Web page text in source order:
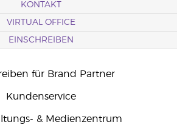
KONTAKT
VIRTUAL OFFICE
EINSCHREIBEN
für Brand Partner
Kundenservice
& Medienzentrum